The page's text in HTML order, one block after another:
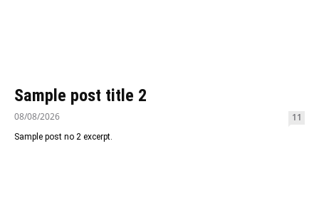
Sample post title 2
08/08/2026 11
Sample post no 2 excerpt.